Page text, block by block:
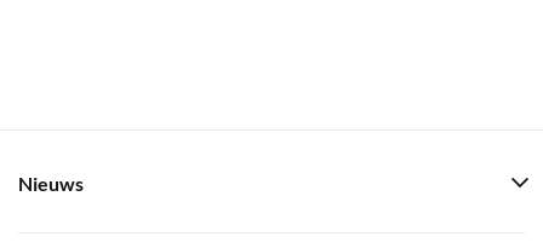
Nieuws